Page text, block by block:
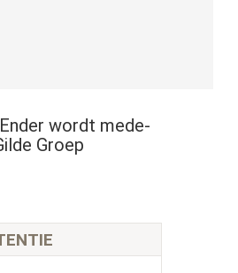
wordt mede-
Groep